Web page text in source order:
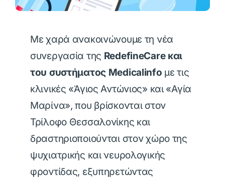
Με χαρά ανακοινώνουμε τη νέα
συνεργασία της RedefineCare και
του συστήματος Medicalinfo με τις
κλινικές «Άγιος Αντώνιος» και «Αγία
Μαρίνα», που βρίσκονται στον
Τρίλοφο Θεσσαλονίκης και
δραστηριοποιούνται στον χώρο της
ψυχιατρικής και νευρολογικής
φροντίδας, εξυπηρετώντας